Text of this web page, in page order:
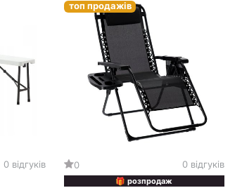
0 відгуків
топ продажів
0 0 відгуків
🎁 розпродаж